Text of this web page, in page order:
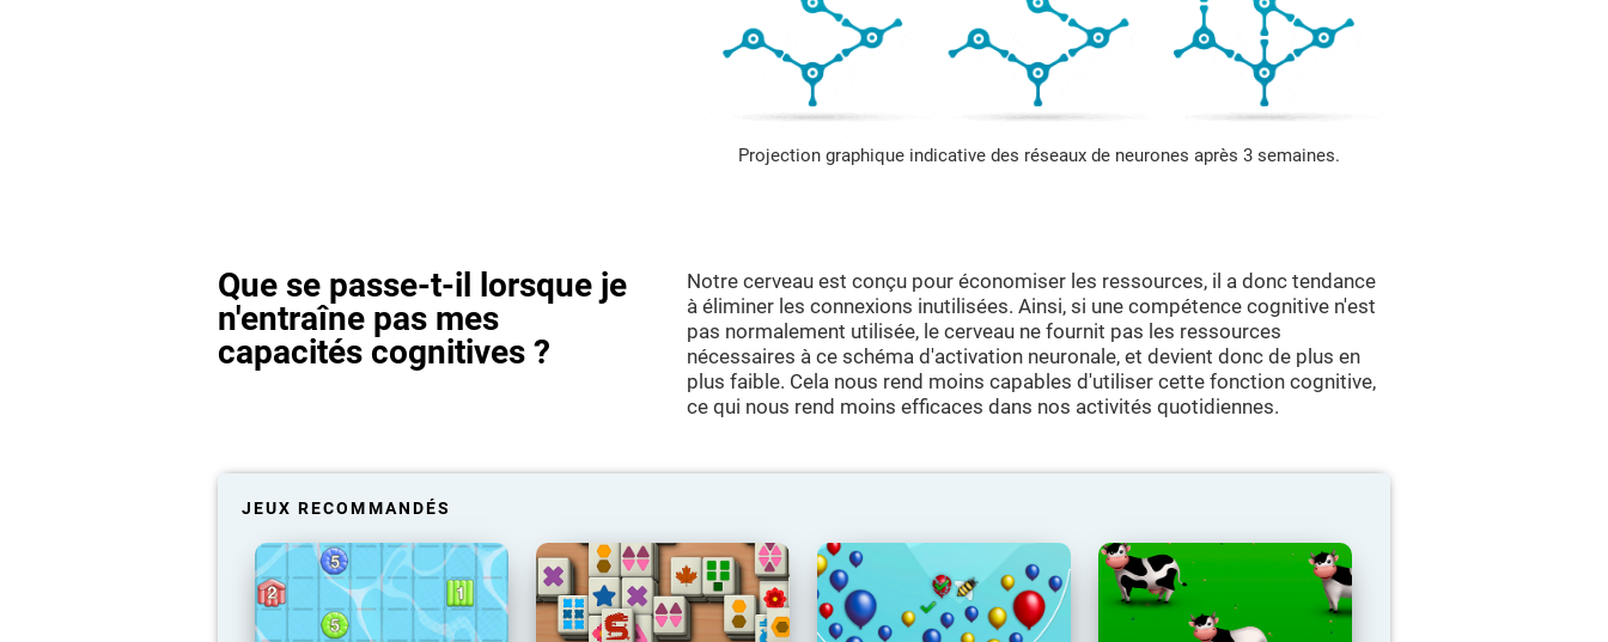
Projection graphique indicative des réseaux de neurones après 3 semaines.
Que se passe-t-il lorsque je
n'entraîne pas mes
capacités cognitives ?
Notre cerveau est conçu pour économiser les ressources, il a donc tendance
à éliminer les connexions inutilisées. Ainsi, si une compétence cognitive n'est
pas normalement utilisée, le cerveau ne fournit pas les ressources
nécessaires à ce schéma d'activation neuronale, et devient donc de plus en
plus faible. Cela nous rend moins capables d'utiliser cette fonction cognitive,
ce qui nous rend moins efficaces dans nos activités quotidiennes.
JEUX RECOMMANDÉS